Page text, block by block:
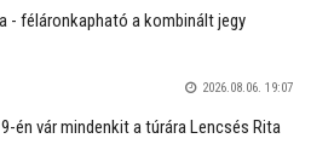
- féláronkapható a kombinált jegy
2026.08.06. 19:07
én vár mindenkit a túrára Lencsés Rita